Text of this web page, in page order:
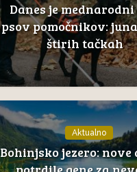
Danes je
psov pomočnikov:
štirih tačkah
Aktualno
Bohinjsko jezero: nove